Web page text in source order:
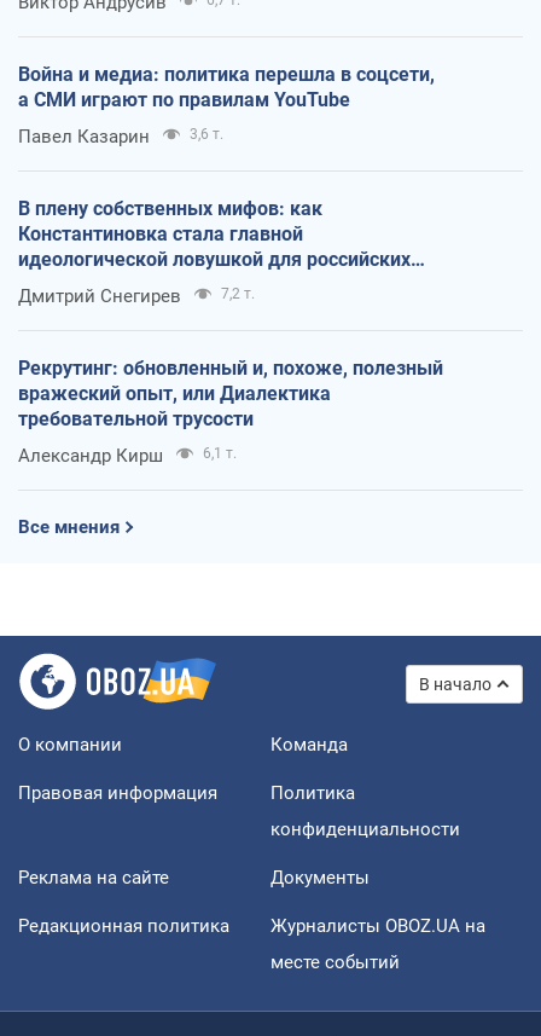
Война и медиа: политика перешла в соцсети,
а СМИ играют по правилам YouTube
Павел Казарин 3,6 т.
В плену собственных мифов: как
Константиновка стала главной
идеологической ловушкой для российских
оккупантов
Дмитрий Снегирев 7,2 т.
Рекрутинг: обновленный и, похоже, полезный
вражеский опыт, или Диалектика
требовательной трусости
Александр Кирш 6,1 т.
Все мнения
В начало
О компании Команда
Правовая информация
Политика
конфиденциальности
Реклама на сайте Документы
Редакционная политика
Журналисты OBOZ.UA на
месте событий